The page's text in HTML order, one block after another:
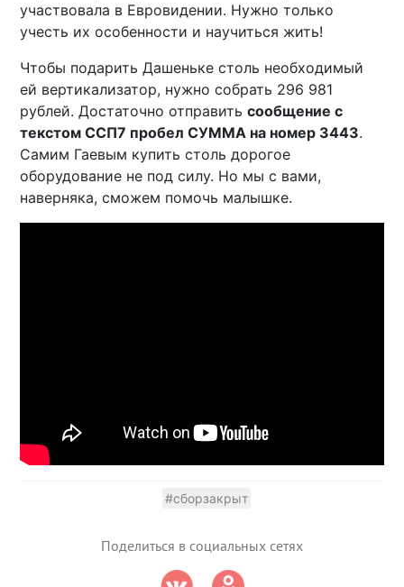
участвовала в Евровидении. Нужно только
учесть их особенности и научиться жить!
Чтобы подарить Дашеньке столь необходимый
ей вертикализатор, нужно собрать 296 981
рублей. Достаточно отправитьсообщение с
текстом ССП7 пробел СУММА на номер 3443.
Самим Гаевым купить столь дорогое
оборудование не под силу. Но мы с вами,
наверняка, сможем помочь малышке.
#сборзакрыт
Поделиться в социальных сетях